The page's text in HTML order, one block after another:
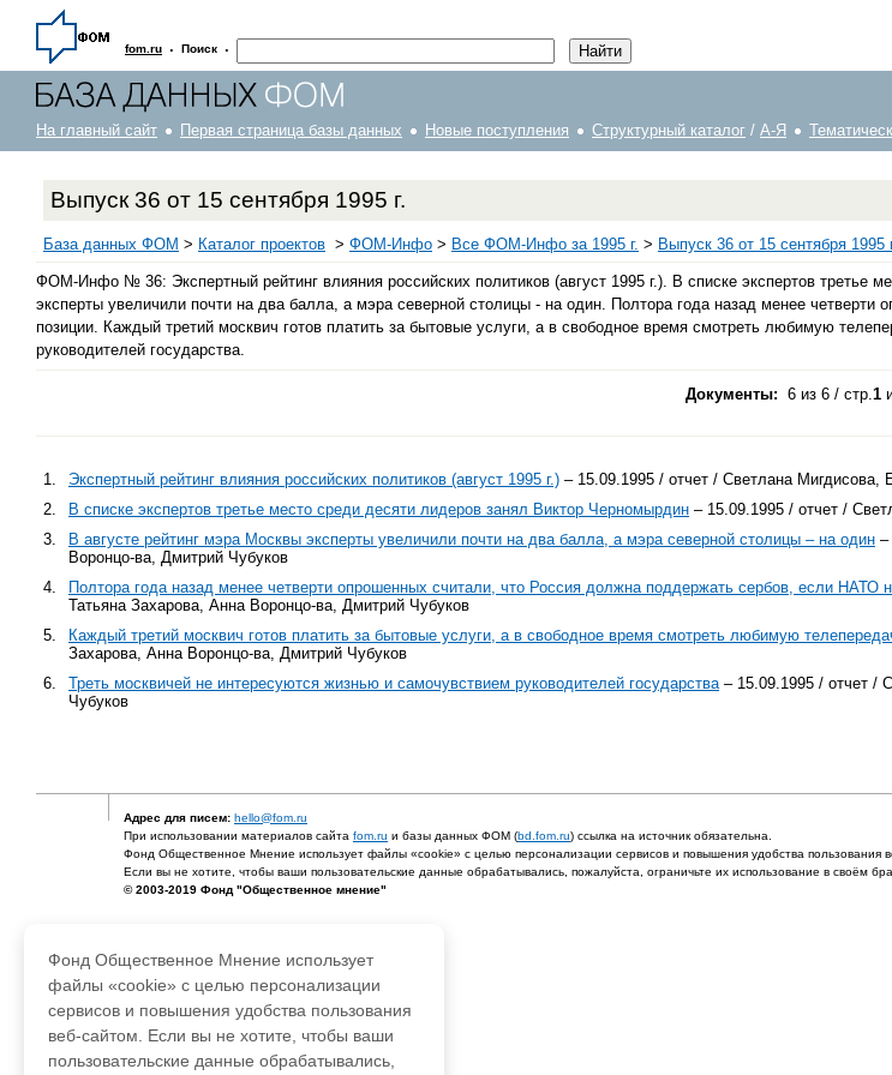
fom.ru · Поиск ·
На главный сайт Первая страница базы данных Новые поступления Структурный каталог / А-Я
Выпуск 36 от 15 сентября 1995 г.
База данных ФОМ > Каталог проектов > ФOM-Инфо > Все ФОМ-Инфо за 1995 г. > Выпуск 36 от 15 сентября 1995
ФОМ-Инфо № 36: Экспертный рейтинг влияния российских политиков (август 1995 г.). В списке экспертов третье
эксперты увеличили почти на два балла, а мэра северной столицы - на один. Полтора года назад менее
позиции. Каждый третий москвич готов платить за бытовые услуги, а в свободное время смотреть любимую
руководителей государства.
Документы: 6 из 6 / стр. 1
1. Экспертный рейтинг влияния российских политиков (август 1995 г.) – 15.09.1995 / отчет / Светлана
2.
В списке экспертов третье место среди десяти лидеров занял Виктор Черномырдин – 15.09.1995 / отчет /
3.
В августе рейтинг мэра Москвы эксперты увеличили почти на два балла, а мэра северной столицы – на один –
Воронцо-ва, Дмитрий Чубуков
4.
Полтора года назад менее четверти опрошенных считали, что Россия должна поддержать сербов, если НАТО
Татьяна Захарова, Анна Воронцо-ва, Дмитрий Чубуков
5.
Каждый третий москвич готов платить за бытовые услуги, а в свободное время смотреть любимую
Захарова, Анна Воронцо-ва, Дмитрий Чубуков
6.
Треть москвичей не интересуются жизнью и самочувствием руководителей государства – 15.09.1995 / отчет /
Чубуков
Адрес для писем: hello@fom.ru
При использовании материалов сайта fom.ru и базы данных ФОМ (bd.fom.ru) ссылка на источник обязательна.
Фонд Общественное Мнение использует файлы «cookie» с целью персонализации сервисов и повышения удобства пользования
Если вы не хотите, чтобы ваши пользовательские данные обрабатывались, пожалуйста, ограничьте их использование в своём
© 2003-2019 Фонд "Общественное мнение"
Фонд Общественное Мнение использует
файлы «cookie» с целью персонализации
сервисов и повышения удобства пользования
веб-сайтом. Если вы не хотите, чтобы ваши
пользовательские данные обрабатывались,